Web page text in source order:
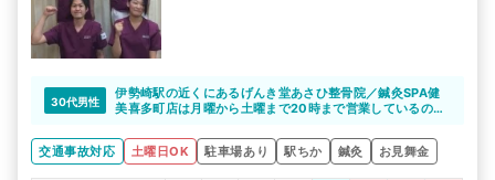
30代男性
伊勢崎駅の近くにあるげんき堂あさひ整骨院／鍼灸SPA健
美喜多町店は月曜から土曜まで20時まで営業しているの
交通事故対応
土曜日OK 駐車場あり 駅ちか 鍼灸 お見舞金